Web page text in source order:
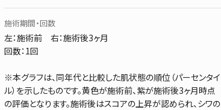
施術期間・回数
左：施術前 右：施術後3ヶ月
回数：1回
※本グラフは、同年代と比較した肌状態の順位（パーセンタイ
ル）を示したものです。黄色が施術前、紫が施術後3ヶ月時点
の評価となります。施術後はスコアの上昇が認められ、シワの